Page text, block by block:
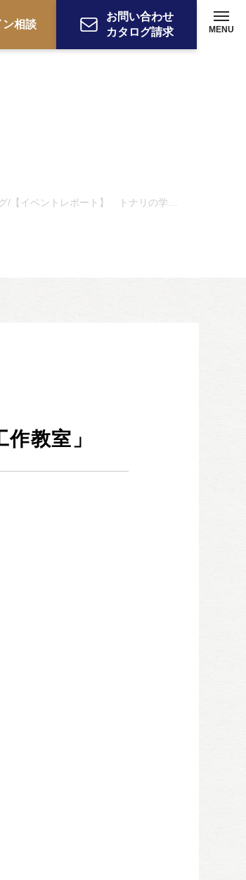
ン相談
お問い合わせ
カタログ請求
MENU
お問い合わせ・カタログ請求
家づくり無料相談会
/
教室」